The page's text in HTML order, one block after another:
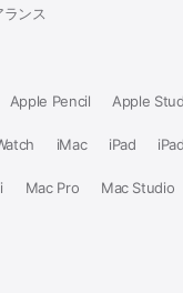
ランス
Apple Pencil Apple
iMac iPad
Mac Pro Mac Studio